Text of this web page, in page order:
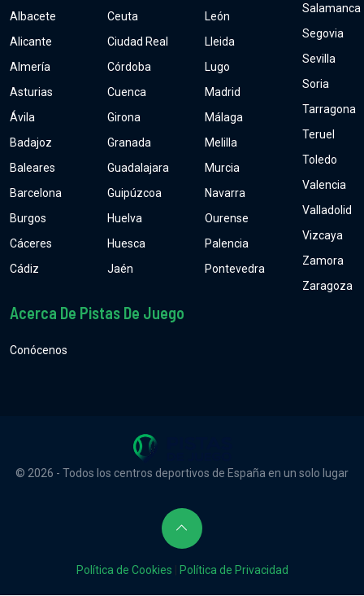
Albacete
Alicante
Almería
Asturias
Ávila
Badajoz
Baleares
Barcelona
Burgos
Cáceres
Cádiz
Ceuta
Ciudad Real
Córdoba
Cuenca
Girona
Granada
Guadalajara
Guipúzcoa
Huelva
Huesca
Jaén
León
Lleida
Lugo
Madrid
Málaga
Melilla
Murcia
Navarra
Ourense
Palencia
Pontevedra
Salamanca
Segovia
Sevilla
Soria
Tarragona
Teruel
Toledo
Valencia
Valladolid
Vizcaya
Zamora
Zaragoza
Acerca De Pistas De Juego
Conócenos
© 2026 - Todos los centros deportivos de España en un solo lugar
Política de Cookies Política de Privacidad